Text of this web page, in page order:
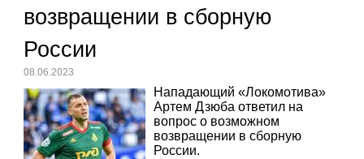
возвращении в сборную
России
08.06.2023
Нападающий «Локомотива»
Артем Дзюба ответил на
вопрос о возможном
возвращении в сборную
России.